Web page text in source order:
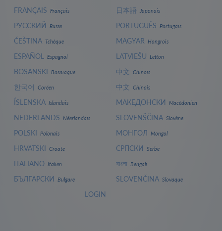
FRANÇAIS Français
РУССКИЙ Russe
ČEŠTINA Tchèque
ESPAÑOL Espagnol
BOSANSKI Bosniaque
한국어 Coréen
ÍSLENSKA Islandais
NEDERLANDS Néerlandais
POLSKI Polonais
HRVATSKI Croate
ITALIANO Italien
БЪЛГАРСКИ Bulgare
日本語 Japonais
PORTUGUÊS Portugais
MAGYAR Hongrois
LATVIEŠU Letton
中文 Chinois
中文 Chinois
МАКЕДОНСКИ Macédonien
SLOVENŠČINA Slovène
МОНГОЛ Mongol
СРПСКИ Serbe
বাংলা Bengali
SLOVENČINA Slovaque
LOGIN